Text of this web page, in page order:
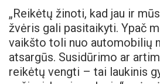
„Reikėtų žinoti, kad jau ir
žvėris gali pasitaikyti. Ypač
vaikšto toli nuo automobilių
atsargūs. Susidūrimo ar
reikėtų vengti – tai laukinis